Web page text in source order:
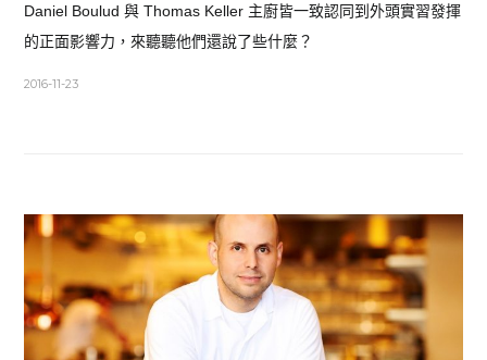
Daniel Boulud 與 Thomas Keller 主廚皆一致認同到外頭實習發揮
的正面影響力，來聽聽他們還說了些什麼？
2016-11-23